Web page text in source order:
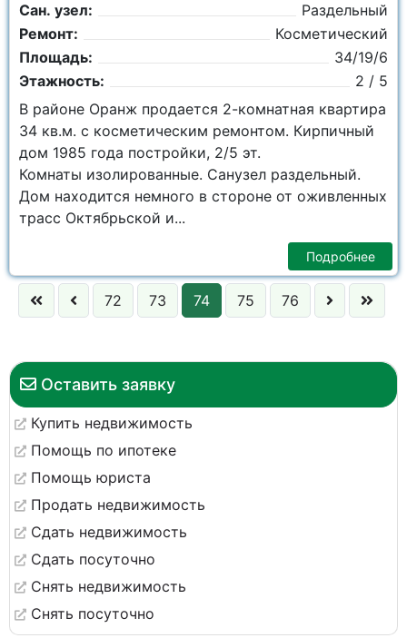
Оставить заявку
Купить недвижимость
Помощь по ипотеке
Помощь юриста
Продать недвижимость
Сдать недвижимость
Сдать посуточно
Снять недвижимость
Снять посуточно
Сан. узел:
Раздельный
Ремонт:
Косметический
Площадь:
34/19/6
Этажность:
2 / 5
В районе Оранж продается 2-комнатная квартира
34 кв.м. с косметическим ремонтом. Кирпичный
дом 1985 года постройки, 2/5 эт.
Комнаты изолированные. Санузел раздельный.
Дом находится немного в стороне от оживленных
трасс Октябрьской и...
Подробнее
72 73 74 75 76